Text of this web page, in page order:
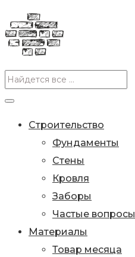
Строительство
Фундаменты
Стены
Кровля
Заборы
Частые вопросы
Материалы
Товар месяца